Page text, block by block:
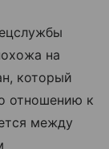
на
который
отношению к
между